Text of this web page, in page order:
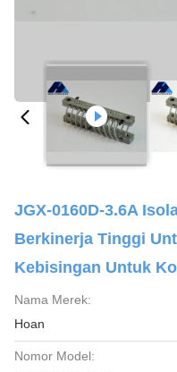
JGX-0160D-3.6A
Berkinerja Tinggi
Kebisingan Untuk
Nama Merek:
Hoan
Nomor Model: